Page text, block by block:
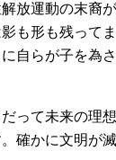
放運動の末裔
も形も残って
自らが子を為
って未来の理
確かに文明が